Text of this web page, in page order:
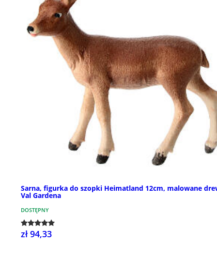
Sarna, figurka do szopki Heimatland 12cm, malowane
Val Gardena
DOSTĘPNY
zł 94,33